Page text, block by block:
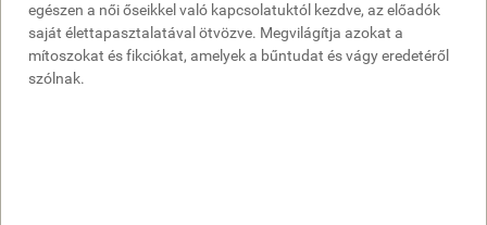
egészen a női őseikkel való kapcsolatuktól kezdve, az előadók
saját élettapasztalatával ötvözve. Megvilágítja azokat a
mítoszokat és fikciókat, amelyek a bűntudat és vágy eredetéről
szólnak.